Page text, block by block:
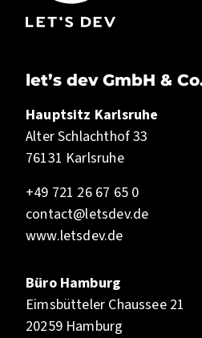
let’s dev GmbH &
Hauptsitz Karlsruhe
Alter Schlachthof 33
76131 Karlsruhe
+49 721 26 67 65 0
contact@letsdev.de
www.letsdev.de
Büro Hamburg
Eimsbütteler Chaussee 21
20259 Hamburg